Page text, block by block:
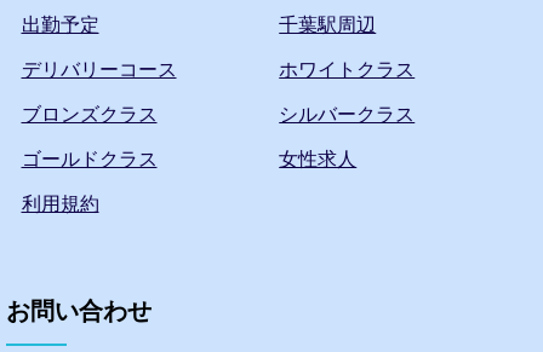
出勤予定
千葉駅周辺
デリバリーコース
ホワイトクラス
ブロンズクラス
シルバークラス
ゴールドクラス
女性求人
利用規約
お問い合わせ